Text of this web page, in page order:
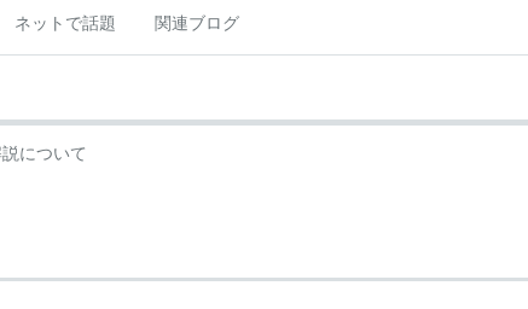
ネットで話題 関連ブログ
について